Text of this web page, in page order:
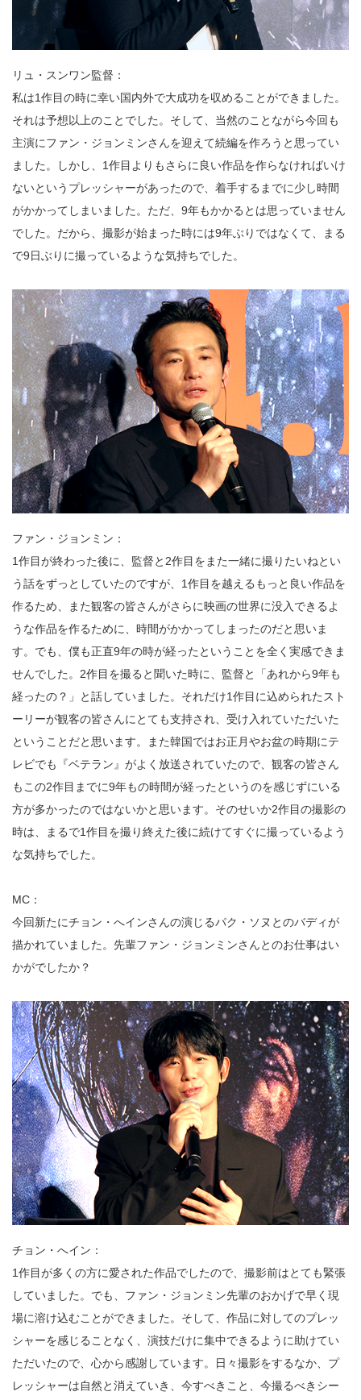
リュ・スンワン監督：
私は1作目の時に幸い国内外で大成功を収めることができました。
それは予想以上のことでした。そして、当然のことながら今回も
主演にファン・ジョンミンさんを迎えて続編を作ろうと思ってい
ました。しかし、1作目よりもさらに良い作品を作らなければいけ
ないというプレッシャーがあったので、着手するまでに少し時間
がかかってしまいました。ただ、9年もかかるとは思っていません
でした。だから、撮影が始まった時には9年ぶりではなくて、まる
で9日ぶりに撮っているような気持ちでした。
ファン・ジョンミン：
1作目が終わった後に、監督と2作目をまた一緒に撮りたいねとい
う話をずっとしていたのですが、1作目を越えるもっと良い作品を
作るため、また観客の皆さんがさらに映画の世界に没入できるよ
うな作品を作るために、時間がかかってしまったのだと思いま
す。でも、僕も正直9年の時が経ったということを全く実感できま
せんでした。2作目を撮ると聞いた時に、監督と「あれから9年も
経ったの？」と話していました。それだけ1作目に込められたスト
ーリーが観客の皆さんにとても支持され、受け入れていただいた
ということだと思います。また韓国ではお正月やお盆の時期にテ
レビでも『ベテラン』がよく放送されていたので、観客の皆さん
もこの2作目までに9年もの時間が経ったというのを感じずにいる
方が多かったのではないかと思います。そのせいか2作目の撮影の
時は、まるで1作目を撮り終えた後に続けてすぐに撮っているよう
な気持ちでした。
MC：
今回新たにチョン・へインさんの演じるパク・ソヌとのバディが
描かれていました。先輩ファン・ジョンミンさんとのお仕事はい
かがでしたか？
チョン・へイン：
1作目が多くの方に愛された作品でしたので、撮影前はとても緊張
していました。でも、ファン・ジョンミン先輩のおかげで早く現
場に溶け込むことができました。そして、作品に対してのプレッ
シャーを感じることなく、演技だけに集中できるように助けてい
ただいたので、心から感謝しています。日々撮影をするなか、プ
レッシャーは自然と消えていき、今すべきこと、今撮るべきシー